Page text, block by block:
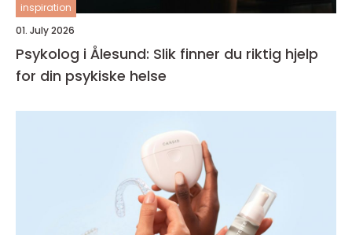
inspiration
01. July 2026
Psykolog i Ålesund: Slik finner du riktig hjelp
for din psykiske helse